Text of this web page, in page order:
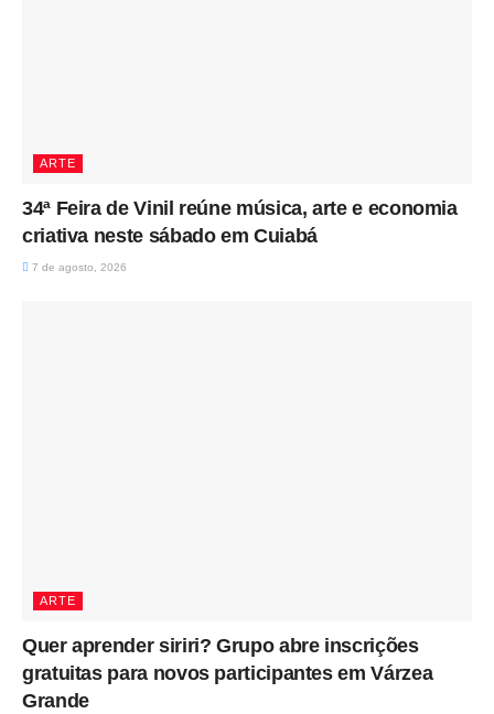
ARTE
34ª Feira de Vinil reúne música, arte e economia
criativa neste sábado em Cuiabá
7 de agosto, 2026
ARTE
Quer aprender siriri? Grupo abre inscrições
gratuitas para novos participantes em Várzea
Grande